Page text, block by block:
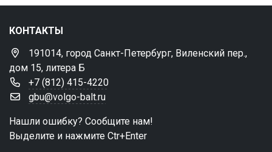
КОНТАКТЫ
191014, город Санкт-Петербург, Виленский пер.,
дом 15, литера Б
+7 (812) 415-4220
gbu@volgo-balt.ru
Нашли ошибку? Сообщите нам!
Выделите и нажмите Ctr+Enter